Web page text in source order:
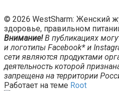
© 2026 WestSharm: Женский
здоровье, правильном
Внимание!В публикациях
и логотипы Facebook* и
сети являются продуктами
деятельность которой
запрещена на территории
Работает на теме Root